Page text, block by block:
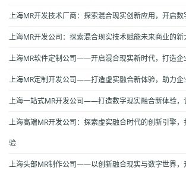
上海MR开发技术厂商：探索混合现实创新应用，开启
上海MR开发公司：探索混合现实技术赋能未来商业的新
上海MR软件定制公司——开启混合现实新时代，打造企
上海MR定制开发公司——打造虚实融合新体验，助力企
上海一站式MR开发公司——打造数字现实融合新体验，
上海高端MR开发公司：探索虚实融合时代的创新引擎
验
上海头部MR制作公司——以创新融合现实与数字世界，